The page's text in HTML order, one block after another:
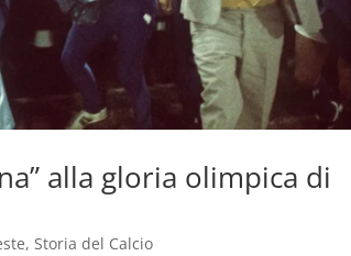
alla gloria olimpica di
,Storia del Calcio